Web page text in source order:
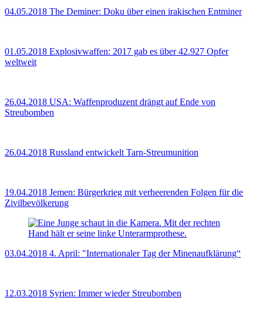
04.05.2018 The Deminer: Doku über einen irakischen Entminer
01.05.2018 Explosivwaffen: 2017 gab es über 42.927 Opfer
weltweit
26.04.2018 USA: Waffenproduzent drängt auf Ende von
Streubomben
26.04.2018 Russland entwickelt Tarn-Streumunition
19.04.2018 Jemen: Bürgerkrieg mit verheerenden Folgen für die
Zivilbevölkerung
03.04.2018 4. April: "Internationaler Tag der Minenaufklärung“
12.03.2018 Syrien: Immer wieder Streubomben